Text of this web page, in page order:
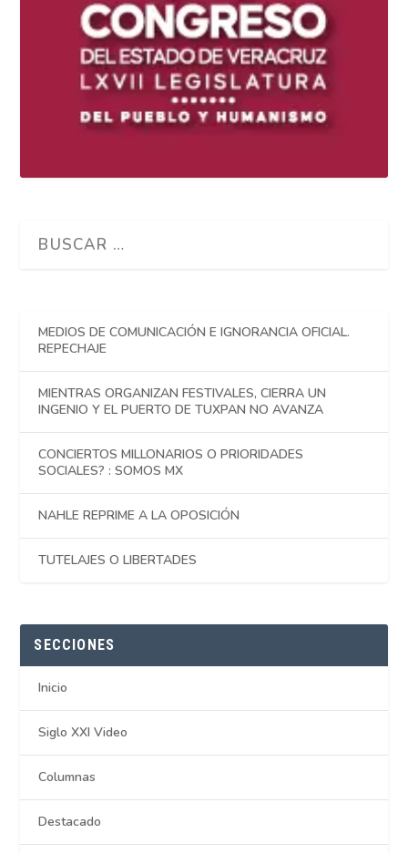
MEDIOS DE COMUNICACIÓN E IGNORANCIA OFICIAL.
REPECHAJE
MIENTRAS ORGANIZAN FESTIVALES, CIERRA UN
INGENIO Y EL PUERTO DE TUXPAN NO AVANZA
CONCIERTOS MILLONARIOS O PRIORIDADES
SOCIALES? : SOMOS MX
NAHLE REPRIME A LA OPOSICIÓN
TUTELAJES O LIBERTADES
SECCIONES
Inicio
Siglo XXI Video
Columnas
Destacado